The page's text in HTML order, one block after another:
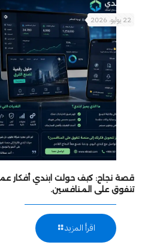
22 يوليو، 2026
قصة نجاح: كيف حولت ابتدي أفكار
تتفوق على المنافسين.
اقرأ المزيد